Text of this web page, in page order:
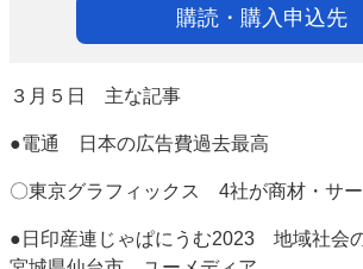
購読・購入申込先
３月５日 主な記事
●電通 日本の広告費過去最高
〇東京グラフィックス 4社が商材・サ
●日印産連じゃぱにうむ2023 地域社会